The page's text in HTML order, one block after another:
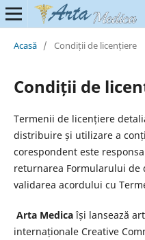
Acasă / Condiții de licențiere
Condiții de
Termenii de licențiere
distribuire și utilizare a
corespondent este
returnarea Formularului de
validarea acordului cu
Arta Medicaîși lansează
internaționale Creative